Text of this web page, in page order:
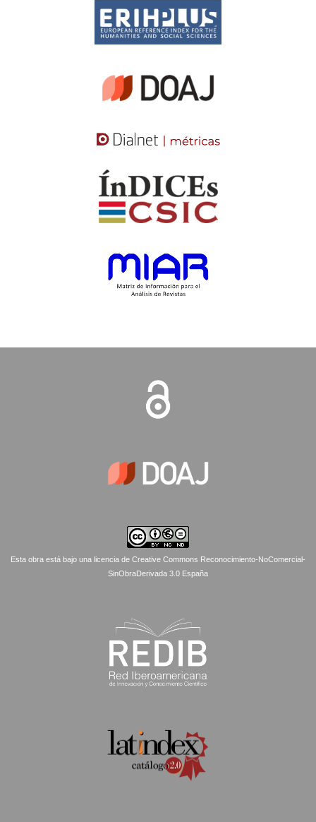
Esta obra está bajo una licencia de Creative Commons Reconocimiento-NoComercial-
SinObraDerivada 3.0 España